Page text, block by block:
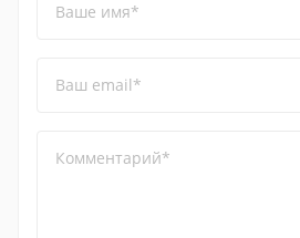
Ваше имя*
Ваш email*
Комментарий*